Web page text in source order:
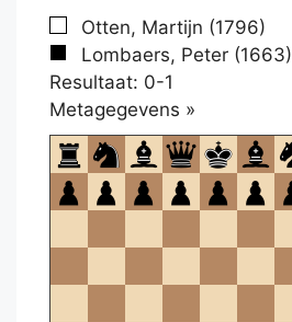
Otten, Martijn (1796)
Lombaers, Peter (1663)
Resultaat: 0-1
Metagegevens »
om
te
openen.